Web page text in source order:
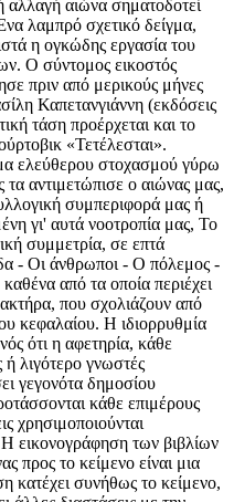
αλλαγή αιώνα σηματοδοτεί
λαμπρό σχετικό δείγμα,
η ογκώδης εργασία του
Ο σύντομος εικοστός
πριν από μερικούς μήνες
Καπετανγιάννη (εκδόσεις
τάση προέρχεται και το
«Τετέλεσται».
ελεύθερου στοχασμού γύρω
αντιμετώπισε ο αιώνας μας,
συμπεριφορά μας ή
γι' αυτά νοοτροπία μας, Το
συμμετρία, σε επτά
- Οι άνθρωποι - Ο πόλεμος -
από τα οποία περιέχει
που σχολιάζουν από
κεφαλαίου. Η ιδιορρυθμία
ότι η αφετηρία, κάθε
ή λιγότερο γνωστές
γεγονότα δημοσίου
κάθε επιμέρους
χρησιμοποιούνται
εικονογράφηση των βιβλίων
προς το κείμενο είναι μια
κατέχει συνήθως το κείμενο,